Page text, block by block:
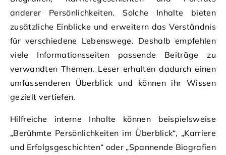
anderer Persönlichkeiten. Solche Inhalte bieten
zusätzliche Einblicke und erweitern das Verständnis
für verschiedene Lebenswege. Deshalb empfehlen
viele Informationsseiten passende Beiträge zu
verwandten Themen. Leser erhalten dadurch einen
umfassenderen Überblick und können ihr Wissen
gezielt vertiefen.
Hilfreiche interne Inhalte können beispielsweise
„Berühmte Persönlichkeiten im Überblick“, „Karriere
und Erfolgsgeschichten“ oder „Spannende Biografien